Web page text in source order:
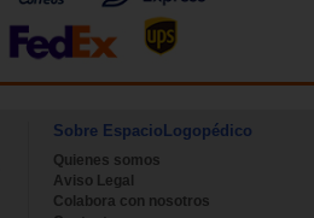
Sobre EspacioLogopédico
Quienes somos
Aviso Legal
Colabora con nosotros